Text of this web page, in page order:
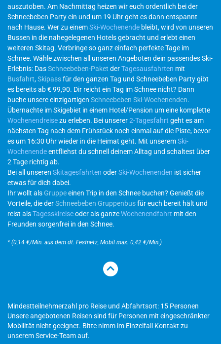
auszutoben. Am Nachmittag heizen wir euch ordentlich bei der
Schneebeben Party ein und um 19 Uhr geht es dann entspannt
nach Hause. Wer zu einemSki-Wochenende bleibt, wird von unseren
Bussen in die nahegelegenen Hotels gebracht und erlebt einen
weiteren Skitag. Verbringe so ganz einfach perfekte Tage im
Schnee. Wähle zwischen all unseren Angeboten dein passendes Ski-
Erlebnis: DasSchneebeben-Paket derTagesausfahrten mit
Busfahrt,Skipassfür den ganzen Tag und Schneebeben Party gibt
es bereits ab € 99,90. Dir reicht ein Tag im Schnee nicht? Dann
buche unsere einzigartigen Schneebeben Ski-Wochenenden.
Übernachte im Skigebiet in einem Hotel/Pension um eine komplette
Wochenendreisezu erleben. Bei unserer2-Tagesfahrt geht es am
nächsten Tag nach dem Frühstück noch einmal auf die Piste, bevor
es um 16:30 Uhr wieder in die Heimat geht. Mit unseremSki-
Wochenendeentfliehst du schnell deinem Alltag und schaltest über
2 Tage richtig ab.
Bei all unseren Skitagesfahrten oderSki-Wochenenden ist sicher
etwas für dich dabei.
Ihr wollt alsGruppeeinen Trip in den Schnee buchen? Genießt die
Vorteile, die derSchneebeben Gruppenbusfür euch bereit hält und
reist alsTagesskireiseoder als ganzeWochenendfahrt mit den
Freunden sorgenfrei in den Schnee.
* (0,14 €/Min. aus dem dt. Festnetz, Mobil max. 0,42 €/Min.)
Mindestteilnehmerzahl pro Reise und Abfahrtsort: 15 Personen
Unsere angebotenen Reisen sind für Personen mit eingeschränkter
Mobilität nicht geeignet. Bitte nimm im Einzelfall Kontakt zu
unserem Service-Team auf.